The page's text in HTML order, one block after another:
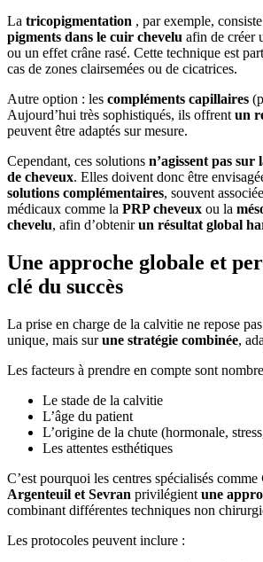
La tricopigmentation , par exemple,
pigments dans le cuir chevelu afin de créer
ou un effet crâne rasé. Cette technique est
cas de zones clairsemées ou de cicatrices.
Autre option : les compléments capillaires
Aujourd’hui très sophistiqués, ils offrent un
peuvent être adaptés sur mesure.
Cependant, ces solutions n’agissent pas sur
de cheveux. Elles doivent donc être
solutions complémentaires, souvent
médicaux comme la PRP cheveux ou la
chevelu, afin d’obtenirun résultat global
Une approche globale et
clé du succès
La prise en charge de la calvitie ne repose
unique, mais surune stratégie combinée,
Les facteurs à prendre en compte sont
Le stade de la calvitie
L’âge du patient
L’origine de la chute (hormonale,
Les attentes esthétiques
C’est pourquoi les centres spécialisés comme
Argenteuil et Sevran privilégient une
combinant différentes techniques non
Les protocoles peuvent inclure :